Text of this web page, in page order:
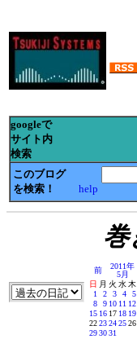
googleで
サイト内
検索
このブログ
を検索！
help
巻
前
2011年
5月
日 月 火 水木
1
2 3 4 5
8
9 10 11 12
15 16 17 18 19
2223242526
293031